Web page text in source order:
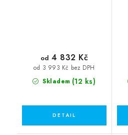
Skladem (12 ks)
od 3 993 Kč bez DPH
od 4 832 Kč